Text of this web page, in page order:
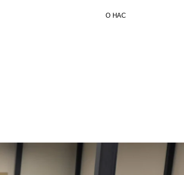
О НАС